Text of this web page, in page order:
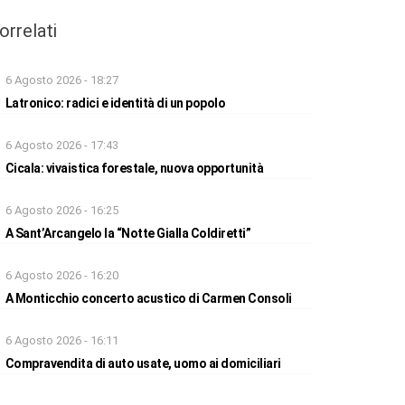
6 Agosto 2026 - 18:27
Latronico: radici e identità di un popolo
6 Agosto 2026 - 17:43
Cicala: vivaistica forestale, nuova opportunità
6 Agosto 2026 - 16:25
A Sant’Arcangelo la “Notte Gialla Coldiretti”
6 Agosto 2026 - 16:20
A Monticchio concerto acustico di Carmen Consoli
6 Agosto 2026 - 16:11
Compravendita di auto usate, uomo ai domiciliari